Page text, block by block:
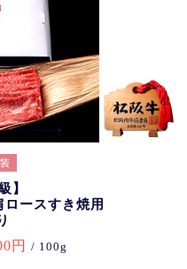
】
ースすき焼用
円 / 100g